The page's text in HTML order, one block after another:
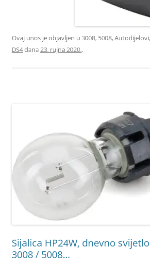
Ovaj unos je objavljen u 3008, 5008,Autodijelovi,
DS4dana 23. rujna 2020..
Sijalica HP24W, dnevno
3008 / 5008…